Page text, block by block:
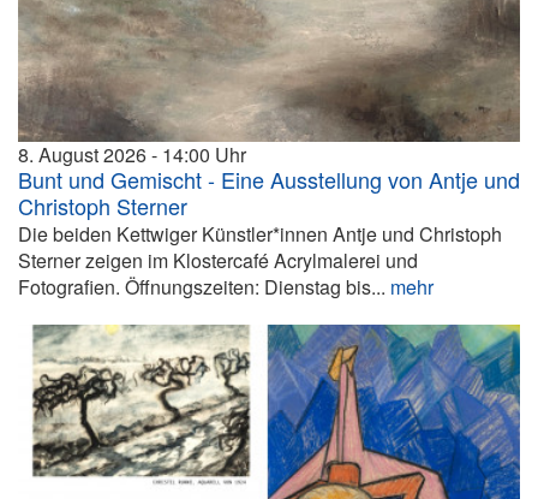
8. August 2026 14:00
Bunt und Gemischt - Eine Ausstellung von Antje und
Christoph Sterner
Die beiden Kettwiger Künstler*innen Antje und Christoph
Sterner zeigen im Klostercafé Acrylmalerei und
Fotografien. Öffnungszeiten: Dienstag bis... mehr